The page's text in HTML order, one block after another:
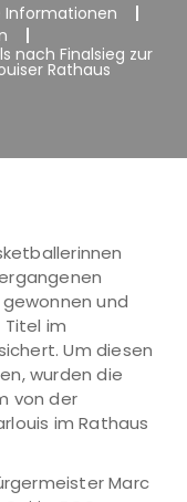
Informationen
nach Finalsieg zur
Rathaus
gewonnen und
im
Um diesen
wurden die
von der
im Rathaus
Marc